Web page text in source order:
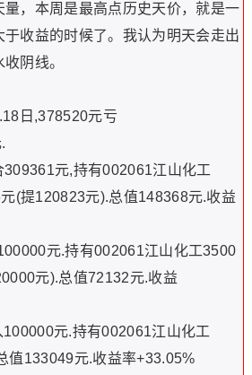
量，本周是最高点历史天价，就是一
收益的时候了。我认为明天会走出
阴线。
日,378520元亏
元,持有002061江山化工
(提120823元).总值148368元.收益
元.持有002061江山化工3500
元).总值72132元.收益
元.持有002061江山化工
值133049元.收益率+33.05%